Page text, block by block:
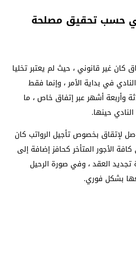
حسب تحقيق مصلحة
كان غير قانوني ، حيث لم يعتبر تخليا
في بداية الأمر ، وإنما فقط
وأربعة أشهر عبر إتفاق خاص ، ما
حينها.
لإتقاق بخصوص تأجيل الرواتب كان
الأجور المتأخر كحافز إضافة إلى
تجديد العقد ، وفي صورة الرحيل
بشكل فوري.